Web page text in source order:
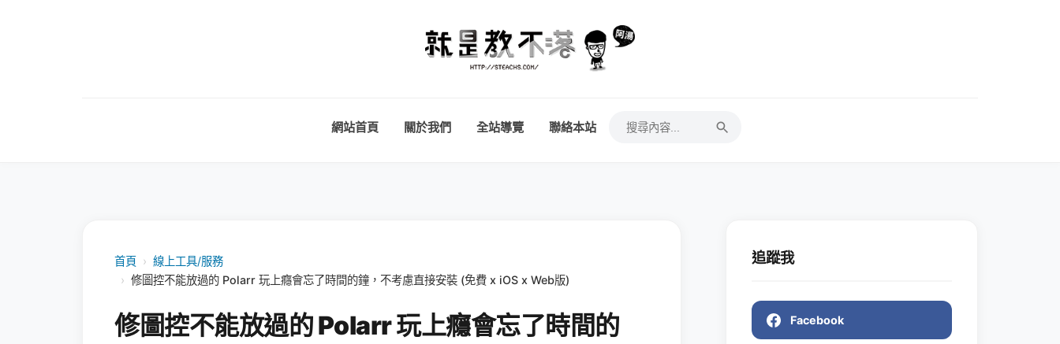
網站首頁 關於我們 全站導覽 聯絡本站
首頁 › 線上工具/服務
› 修圖控不能放過的 Polarr 玩上癮會忘了時間的鐘，不考慮直接安裝 (免費 x iOS x Web版)
修圖控不能放過的 Polarr 玩上癮會忘了時間的
追蹤我
Facebook